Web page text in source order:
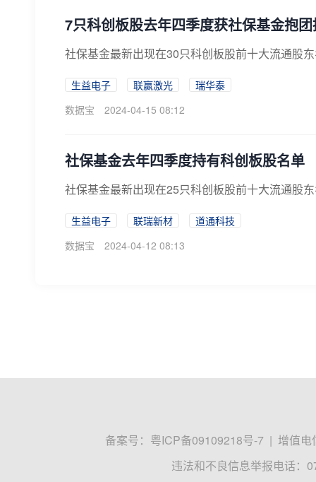
7只科创板股去年四季度获社保基金抱
社保基金最新出现在30只科创板股前十大流通股
生益电子 联赢激光
瑞华泰
数据宝
2024-04-15 08:12
社保基金去年四季度持有科创板股名单
社保基金最新出现在25只科创板股前十大流通股
生益电子 联瑞新材
道通科技
数据宝
2024-04-12 08:13
备案号： 粤ICP备09109218号-7 | 增值电
违法和不良信息举报电话：